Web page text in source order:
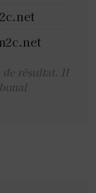
de résultat. Il